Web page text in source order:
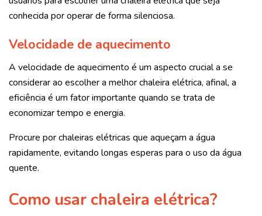
conhecida por operar de forma silenciosa.
Velocidade de aquecimento
A velocidade de aquecimento é um aspecto crucial a se
considerar ao escolher a melhor chaleira elétrica, afinal, a
eficiência é um fator importante quando se trata de
economizar tempo e energia.
Procure por chaleiras elétricas que aqueçam a água
rapidamente, evitando longas esperas para o uso da água
quente.
Como usar chaleira elétrica?